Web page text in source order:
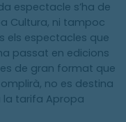
espectacle s’ha de
Cultura, ni tampoc
els espectacles que
passat en edicions
de gran format que
no es destina
tarifa Apropa